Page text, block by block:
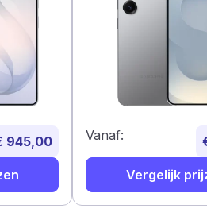
945,00 Vanaf:
Vergelijk